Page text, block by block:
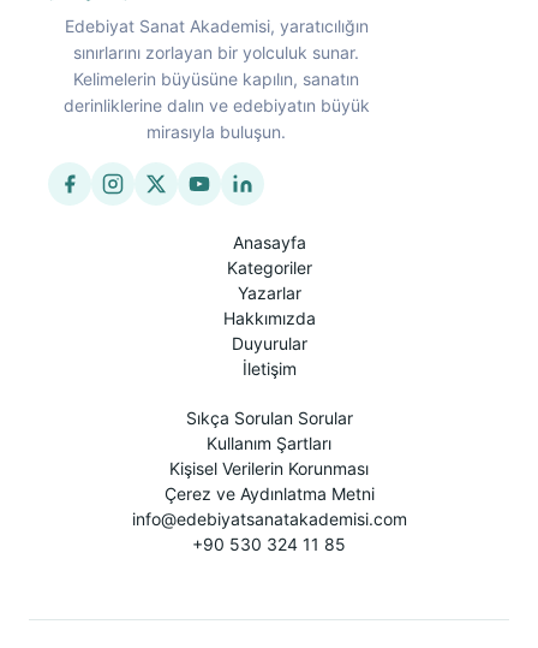
Edebiyat Sanat Akademisi, yaratıcılığın
sınırlarını zorlayan bir yolculuk sunar.
Kelimelerin büyüsüne kapılın, sanatın
derinliklerine dalın ve edebiyatın büyük
mirasıyla buluşun.
Anasayfa
Kategoriler
Yazarlar
Hakkımızda
Duyurular
İletişim
Sıkça Sorulan Sorular
Kullanım Şartları
Kişisel Verilerin Korunması
Çerez ve Aydınlatma Metni
info@edebiyatsanatakademisi.com
+90 530 324 11 85